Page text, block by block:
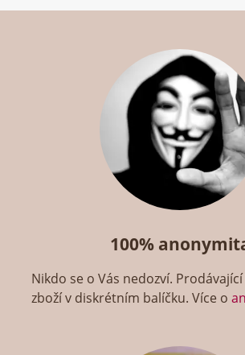
100%
Nikdo se o Vás nedozví.
zboží v diskrétním balíčku. Více o